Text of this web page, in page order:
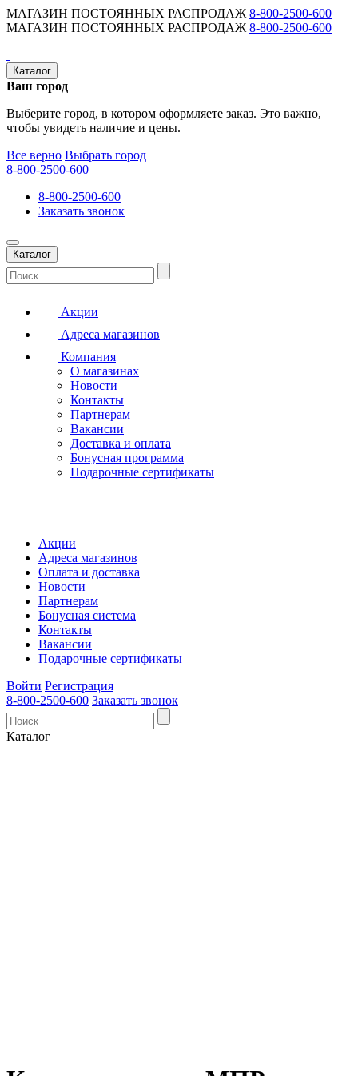
МАГАЗИН ПОСТОЯННЫХ РАСПРОДАЖ 8-800-2500-600
МАГАЗИН ПОСТОЯННЫХ РАСПРОДАЖ 8-800-2500-600
Каталог
Ваш город
Выберите город, в котором оформляете заказ. Это важно,
чтобы увидеть наличие и цены.
Все верно Выбрать город
8-800-2500-600
8-800-2500-600
Заказать звонок
Каталог
Акции
Адреса магазинов
Компания
О магазинах
Новости
Контакты
Партнерам
Вакансии
Доставка и оплата
Бонусная программа
Подарочные сертификаты
Акции
Адреса магазинов
Оплата и доставка
Новости
Партнерам
Бонусная система
Контакты
Вакансии
Подарочные сертификаты
Войти Регистрация
8-800-2500-600 Заказать звонок
Каталог